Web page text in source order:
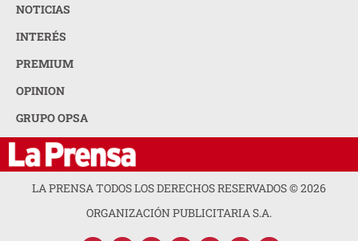
NOTICIAS
INTERÉS
PREMIUM
OPINION
GRUPO OPSA
LA PRENSA TODOS LOS DERECHOS RESERVADOS ©2026
ORGANIZACIÓN PUBLICITARIA S.A.